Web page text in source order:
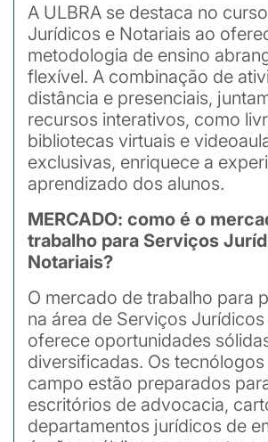
A ULBRA se destaca no
Jurídicos e Notariais ao
metodologia de ensino
flexível. A combinação de
distância e presenciais,
recursos interativos, como
bibliotecas virtuais e
exclusivas, enriquece a
aprendizado dos alunos.
MERCADO: como é o
trabalho para Serviços
Notariais?
O mercado de trabalho para
na área de Serviços
oferece oportunidades
diversificadas. Os tecnólogos
campo estão preparados
escritórios de advocacia,
departamentos jurídicos de